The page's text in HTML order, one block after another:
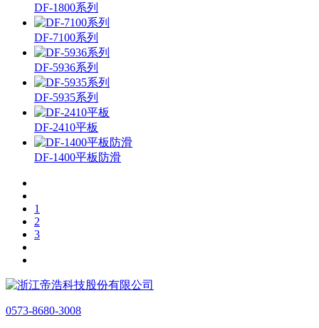
DF-1800系列
DF-7100系列
DF-5936系列
DF-5935系列
DF-2410平板
DF-1400平板防滑
1
2
3
0573-8680-3008